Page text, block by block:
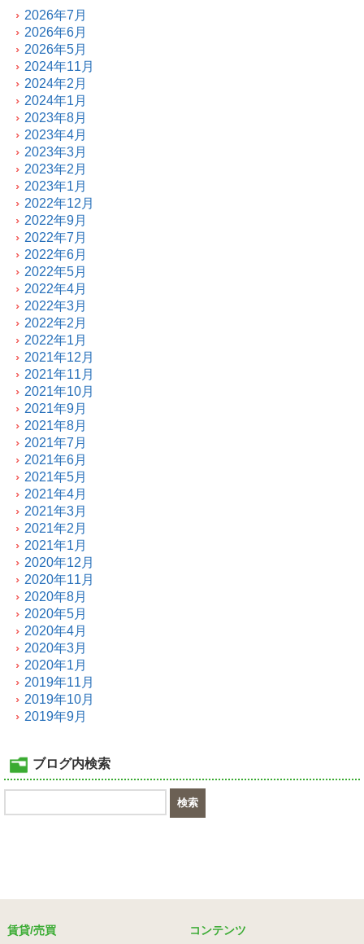
2026年7月
2026年6月
2026年5月
2024年11月
2024年2月
2024年1月
2023年8月
2023年4月
2023年3月
2023年2月
2023年1月
2022年12月
2022年9月
2022年7月
2022年6月
2022年5月
2022年4月
2022年3月
2022年2月
2022年1月
2021年12月
2021年11月
2021年10月
2021年9月
2021年8月
2021年7月
2021年6月
2021年5月
2021年4月
2021年3月
2021年2月
2021年1月
2020年12月
2020年11月
2020年8月
2020年5月
2020年4月
2020年3月
2020年1月
2019年11月
2019年10月
2019年9月
ブログ内検索
賃貸/売買 コンテンツ